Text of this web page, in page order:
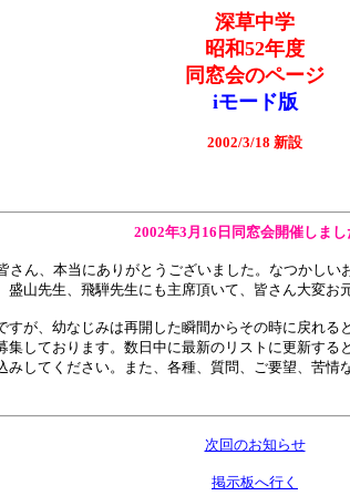
深草中学
昭和52年度
同窓会のページ
iモード版
2002/3/18 新設
2002年3月16日同窓会開催しまし
ん、本当にありがとうございました。なつかし
山先生、飛騨先生にも主席頂いて、皆さん大変お
が、幼なじみは再開した瞬間からその時に戻れ
しております。数日中に最新のリストに更新す
してください。また、各種、質問、ご要望、苦
次回のお知らせ
掲示板へ行く